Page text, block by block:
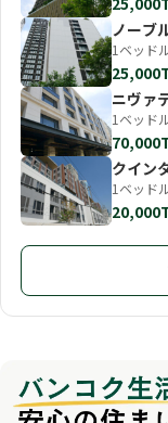
ノーブ
1ベッド
ニヴァ
1ベッド
クイン
1ベッド